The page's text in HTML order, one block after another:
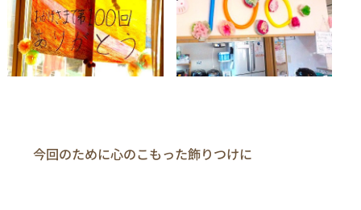
今回のために心のこもった飾りつけに